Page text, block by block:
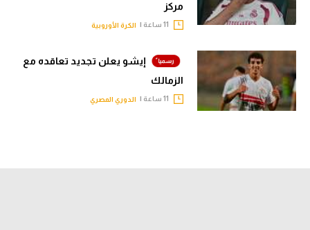
مركز
الكرة الأوروبية
إيشو يعلن تجديد تعاقده مع
الزمالك
الدوري المصري